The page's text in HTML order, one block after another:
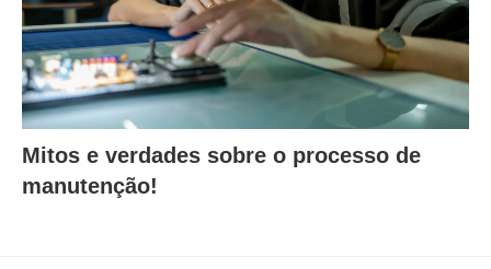
Mitos e verdades sobre o processo de
manutenção!